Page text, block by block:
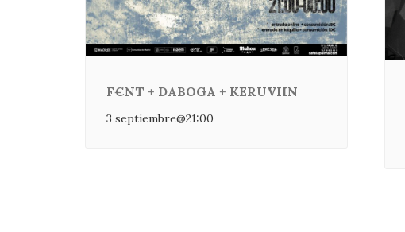
F€NT + DABOGA + KERUVIIN
3 septiembre@21:00